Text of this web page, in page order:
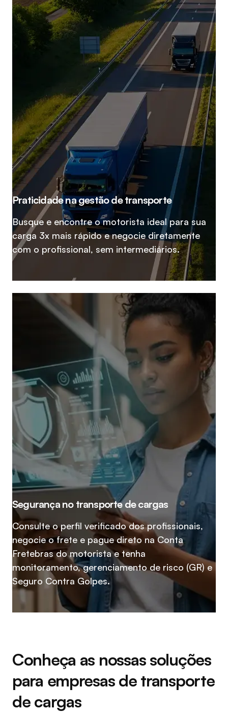
Praticidade na gestão de transporte
Busque e encontre o motorista ideal para sua
carga 3x mais rápido e negocie diretamente
com o profissional, sem intermediários.
Segurança no transporte de cargas
Consulte o perfil verificado dos profissionais,
negocie o frete e pague direto na Conta
Fretebras do motorista e tenha
monitoramento, gerenciamento de risco (GR) e
Seguro Contra Golpes.
Conheça as nossas soluções
para empresas de transporte
de cargas